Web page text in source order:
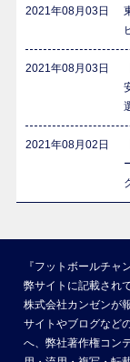
2021年08月03日
2021年08月03日
2021年08月02日
『フットボールチャ
弊サイトに記載され
株式会社カンゼンが
サイトやブログなど
へ、弊社著作権コン